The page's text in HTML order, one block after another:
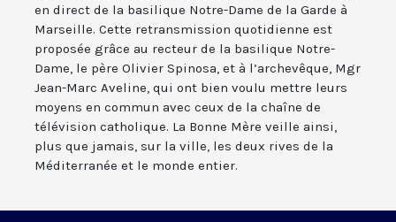
en direct de la basilique Notre-Dame de la Garde à
Marseille. Cette retransmission quotidienne est
proposée grâce au recteur de la basilique Notre-
Dame, le père Olivier Spinosa, et à l’archevêque, Mgr
Jean-Marc Aveline, qui ont bien voulu mettre leurs
moyens en commun avec ceux de la chaîne de
télévision catholique. La Bonne Mère veille ainsi,
plus que jamais, sur la ville, les deux rives de la
Méditerranée et le monde entier.